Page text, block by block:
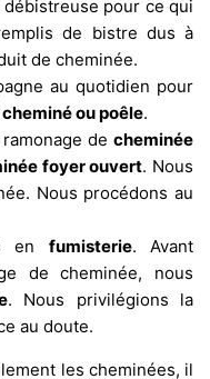
pour ce qui
de bistre dus à
de cheminée.
au quotidien pour
ou poêle.
de cheminée
foyer ouvert. Nous
Nous procédons au
en fumisterie. Avant
de cheminée, nous
. Nous privilégions la
au doute.
les cheminées, il